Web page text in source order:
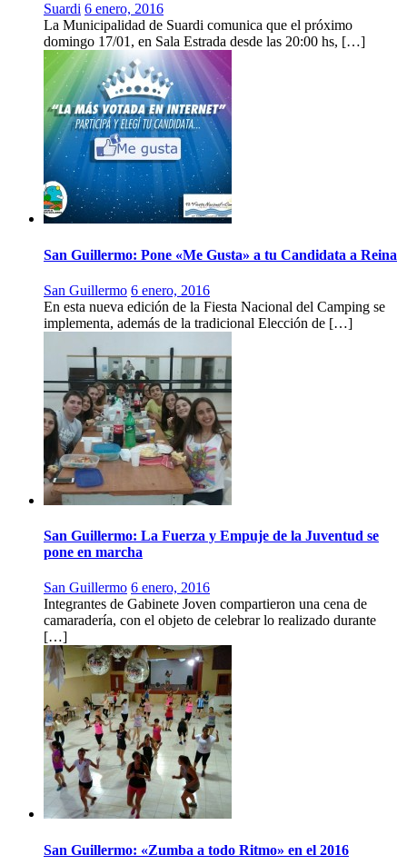
Suardi 6 enero, 2016
La Municipalidad de Suardi comunica que el próximo
domingo 17/01, en Sala Estrada desde las 20:00 hs, […]
San Guillermo: Pone «Me Gusta» a tu Candidata a Reina
San Guillermo 6 enero, 2016
En esta nueva edición de la Fiesta Nacional del Camping se
implementa, además de la tradicional Elección de […]
San Guillermo: La Fuerza y Empuje de la Juventud se
pone en marcha
San Guillermo 6 enero, 2016
Integrantes de Gabinete Joven compartieron una cena de
camaradería, con el objeto de celebrar lo realizado durante
[…]
San Guillermo: «Zumba a todo Ritmo» en el 2016